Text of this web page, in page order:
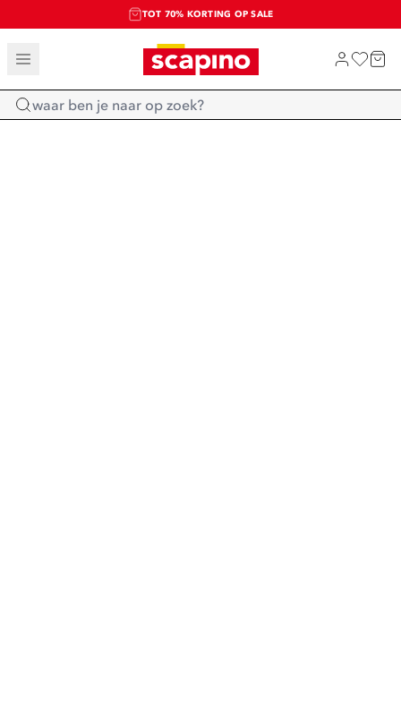
TOT 70% KORTING OP SALE
SALE: LAATSTE KANS!
SHOP NIEUW
Home